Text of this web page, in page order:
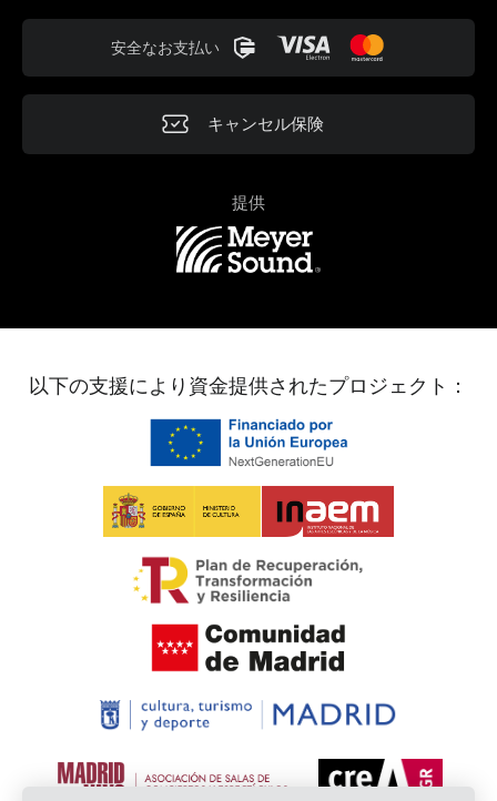
安全なお支払い
キャンセル保険
提供
以下の支援により資金提供されたプロジェクト：